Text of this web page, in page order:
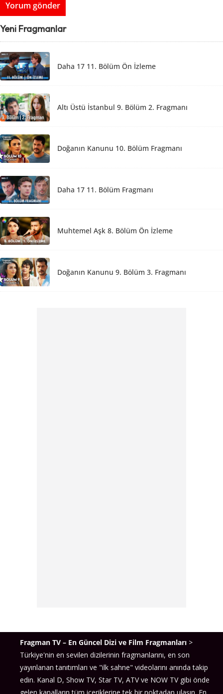
Yeni Fragmanlar
Daha 17 11. Bölüm Ön İzleme
Altı Üstü İstanbul 9. Bölüm 2. Fragmanı
Doğanın Kanunu 10. Bölüm Fragmanı
Daha 17 11. Bölüm Fragmanı
Muhtemel Aşk 8. Bölüm Ön İzleme
Doğanın Kanunu 9. Bölüm 3. Fragmanı
Fragman TV – En Güncel Dizi ve Film Fragmanları >
Türkiye'nin en sevilen dizilerinin fragmanlarını, en son
yayınlanan tanıtımları ve "ilk sahne" videolarını anında takip
edin. Kanal D, Show TV, Star TV, ATV ve NOW TV gibi önde